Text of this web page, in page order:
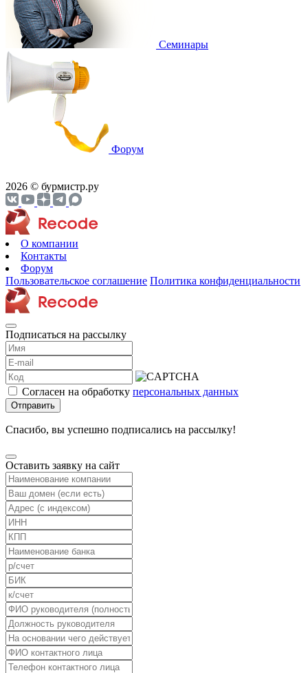
Cеминары
Форум
2026 © бурмистр.ру
О компании
Контакты
Форум
Пользовательское соглашение Политика конфиденциальности
Подписаться на рассылку
Согласен на обработку персональных данных
Отправить
Спасибо, вы успешно подписались на рассылку!
Оставить заявку на сайт